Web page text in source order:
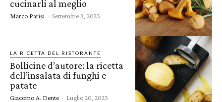
cucinarli al meglio
Marco Parisi - Settembre 3, 2023
LA RICETTA DEL RISTORANTE
Bollicine d’autore: la ricetta
dell’insalata di funghi e
patate
Giacomo A. Dente - Luglio 20, 2023